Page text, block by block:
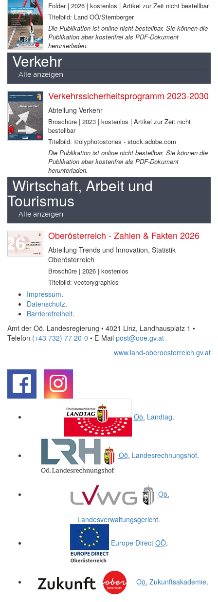
Folder | 2026 | kostenlos | Artikel zur Zeit nicht bestellbar
Titelbild: Land OÖ/Sternberger
Die Publikation ist online nicht bestellbar. Sie können die
Publikation aber kostenfrei als PDF-Dokument
herunterladen.
Verkehr
Alle anzeigen
Verkehrssicherheitsprogramm 2023-2030
Abteilung Verkehr
Broschüre | 2023 | kostenlos | Artikel zur Zeit nicht
bestellbar
Titelbild: ©olyphotostories - stock.adobe.com
Die Publikation ist online nicht bestellbar. Sie können die
Publikation aber kostenfrei als PDF-Dokument
herunterladen.
Wirtschaft, Arbeit und
Tourismus
Alle anzeigen
Oberösterreich - Zahlen & Fakten 2026
Abteilung Trends und Innovation, Statistik
Oberösterreich
Broschüre | 2026 | kostenlos
Titelbild: vectorygraphics
Impressum.
Datenschutz.
Barrierefreiheit.
Amt der Oö. Landesregierung • 4021 Linz, Landhausplatz 1 •
Telefon (+43 732) 77 20-0 • E-Mail post@ooe.gv.at
www.land-oberoesterreich.gv.at
Oö. Landtag.
Oö. Landesrechnungshof.
Oö.
Landesverwaltungsgericht.
Europe Direct OÖ.
Oö. Zukunftsakademie.